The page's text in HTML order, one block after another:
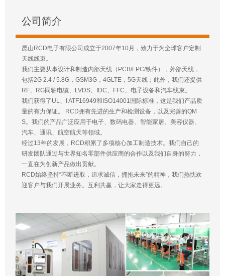
公司简介
昆山RCD电子有限公司成立于2007年10月，致力于为全球客户定制
天线线束。
我们主要从事设计和制造内部天线（PCB/FPC/铁件），外部天线，
包括2G 2.4 / 5.8G，GSM3G，4GLTE，5G天线；此外，我们还提供
RF、RG同轴电缆、LVDS、IDC、FFC、电子设备和汽车线束。
我们获得了UL、I ATF16949和ISO14001国际标准，这是我们产品质
量的有力保证。 RCD拥有先进的生产和检测设备，以及完善的QM
S。我们的产品广泛应用于电子、数码电器、智能家居、美容仪器、
汽车、通讯、航空航天等领域。
经过13年的发展，RCD积累了多项核心加工制造技术。我们自己的
研发团队通过与世界知名零部件供应商的合作以及我们自身的努力，
一直在为创新产品做出贡献。
RCD始终坚持“不断进取，追求诚信，拥抱未来”的精神，我们热忱欢
迎客户与我们开展业务。互利共赢，让大家走得更远。